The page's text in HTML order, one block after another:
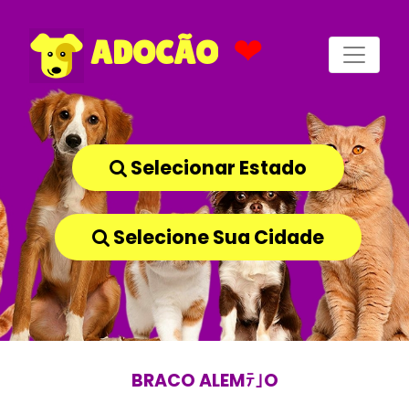
ADOCÃO ❤
Selecionar Estado
Selecione Sua Cidade
BRACO ALEMﾃ｣O